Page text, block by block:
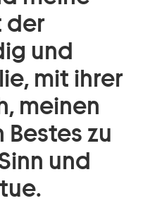
der
und
mit ihrer
meinen
zu
und